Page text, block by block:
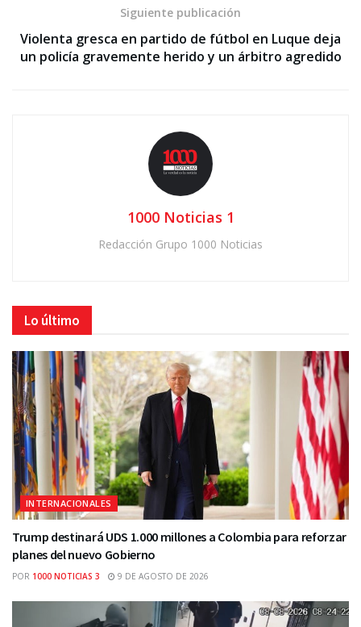
Siguiente publicación
Violenta gresca en partido de fútbol en Luque deja
un policía gravemente herido y un árbitro agredido
1000 Noticias 1
Redacción Grupo 1000 Noticias
Lo último
INTERNACIONALES
Trump destinará UDS 1.000 millones a Colombia para reforzar
planes del nuevo Gobierno
POR 1000 NOTICIAS 3 9 DE AGOSTO DE 2026